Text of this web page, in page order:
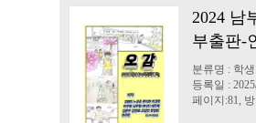
2024 남
부출판-
분류명 : 학
등록일 :
페이지:81,